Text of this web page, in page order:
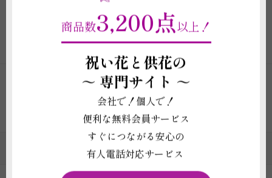
（全国配送料・税込み ※一部除く）
ご注文はこちら（商品詳細）
1 2 3
供花・法要花のカテゴリの一覧
商品数3,200点以上！
祝い花と供花の
～ 専門サイト ～
会社で！個人で！
便利な無料会員サービス
すぐにつながる安心の
有人電話対応サービス